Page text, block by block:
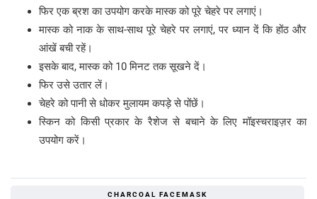
फिर एक ब्रश का उपयोग करके मास्क को पूरे चेहरे पर लगाएं।
मास्क को नाक के साथ-साथ पूरे चेहरे पर लगाएं, पर ध्यान दें कि होंठ और
आंखें बची रहें।
इसके बाद, मास्क को 10 मिनट तक सूखने दें।
फिर उसे उतार लें।
चेहरे को पानी से धोकर मुलायम कपड़े से पोंछें।
स्किन को किसी प्रकार के रैशेज से बचाने के लिए मॉइस्चराइज़र का
उपयोग करें।
CHARCOAL FACEMASK